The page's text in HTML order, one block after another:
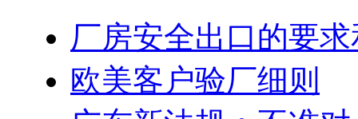
厂房安全出口的要
欧美客户验厂细则